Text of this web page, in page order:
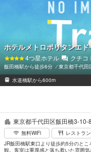
東京都千代田区飯田橋3-10-8
無料WiFi レストラン
JR飯田橋駅東口より徒歩約5分のと
観。客室は重厚感と落ち着いた雰囲
ホテルメトロポリタンエ
4つ星ホテル クチ
飯田橋駅から徒歩6分 ⁄東京都千代田
水道橋駅から600m